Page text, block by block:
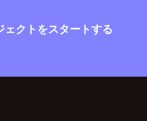
ェクトをスタートする